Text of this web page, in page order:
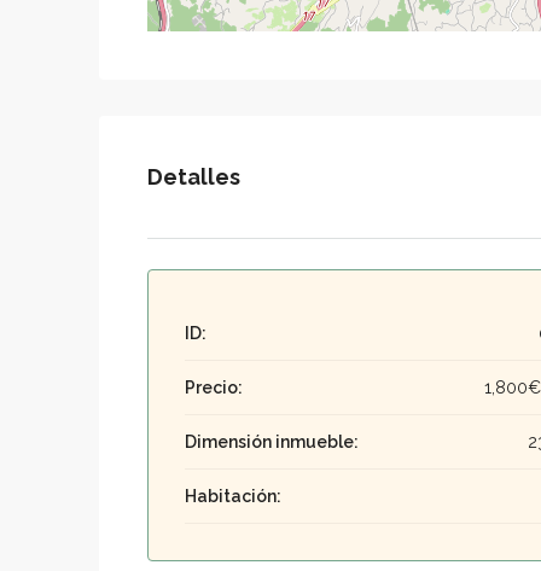
Detalles
ID:
Precio:
Dimensión inmueble:
Habitación: